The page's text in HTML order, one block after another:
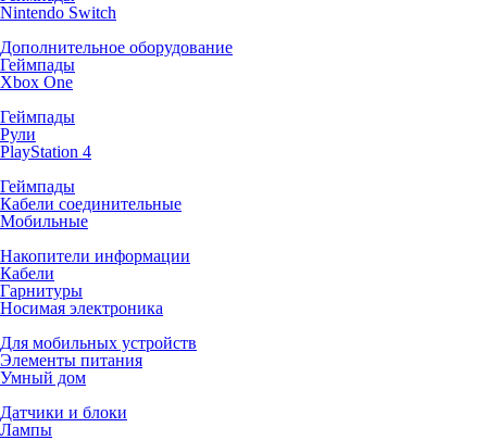
Nintendo Switch
Дополнительное оборудование
Геймпады
Xbox One
Геймпады
Рули
PlayStation 4
Геймпады
Кабели соединительные
Мобильные
Накопители информации
Кабели
Гарнитуры
Носимая электроника
Для мобильных устройств
Элементы питания
Умный дом
Датчики и блоки
Лампы